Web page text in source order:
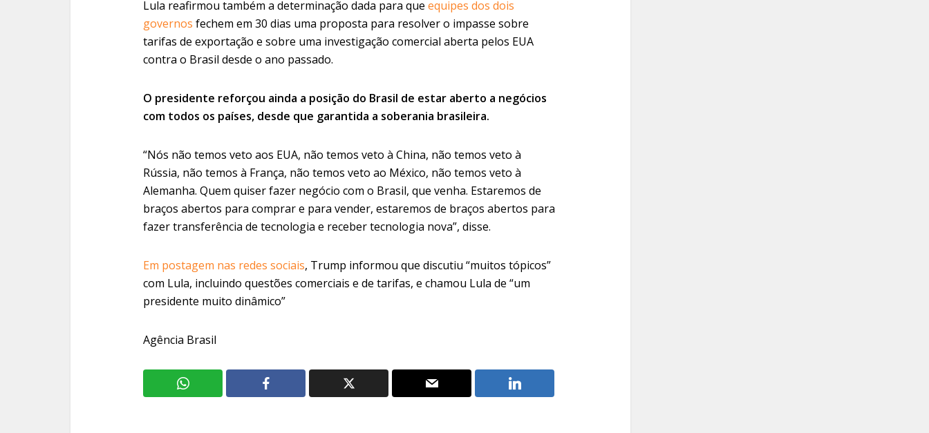
Lula reafirmou também a determinação dada para que equipes dos dois
governos fechem em 30 dias uma proposta para resolver o impasse sobre
tarifas de exportação e sobre uma investigação comercial aberta pelos EUA
contra o Brasil desde o ano passado.
O presidente reforçou ainda a posição do Brasil de estar aberto a negócios
com todos os países, desde que garantida a soberania brasileira.
“Nós não temos veto aos EUA, não temos veto à China, não temos veto à
Rússia, não temos à França, não temos veto ao México, não temos veto à
Alemanha. Quem quiser fazer negócio com o Brasil, que venha. Estaremos de
braços abertos para comprar e para vender, estaremos de braços abertos para
fazer transferência de tecnologia e receber tecnologia nova”, disse.
Em postagem nas redes sociais, Trump informou que discutiu “muitos tópicos”
com Lula, incluindo questões comerciais e de tarifas, e chamou Lula de “um
presidente muito dinâmico”
Agência Brasil